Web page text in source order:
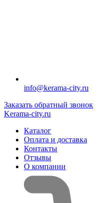
info@kerama-city.ru
Заказать обратный звонок
Kerama-city.ru
Каталог
Оплата и доставка
Контакты
Отзывы
О компании